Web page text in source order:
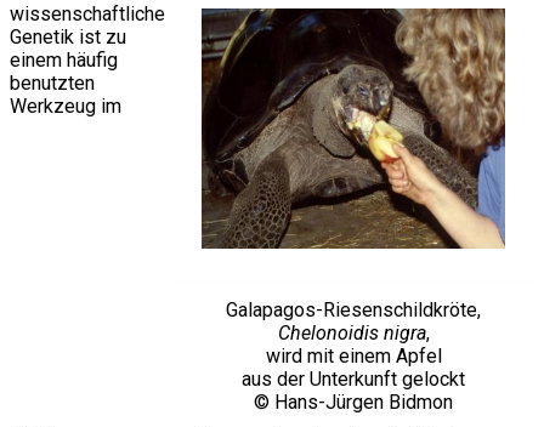
Galapagos-Riesenschildkröte,
Chelonoidis nigra,
wird mit einem Apfel
aus der Unterkunft gelockt
© Hans-Jürgen Bidmon
wissenschaftliche
Genetik ist zu
einem häufig
benutzten
Werkzeug im